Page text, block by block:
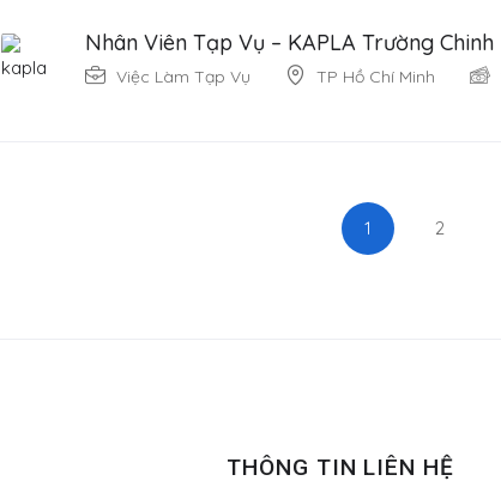
Nhân Viên Tạp Vụ – KAPLA Trường Chinh
Việc Làm Tạp Vụ TP Hồ Chí Minh
1 2
THÔNG TIN LIÊN HỆ